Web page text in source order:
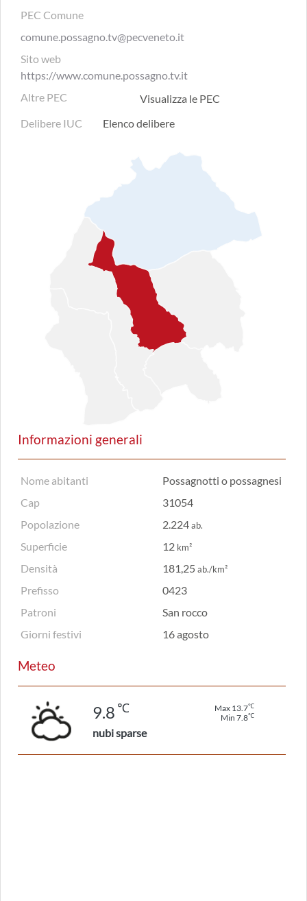
PEC Comune
comune.possagno.tv@pecveneto.it
Sito web
https://www.comune.possagno.tv.it
Altre PEC
Visualizza le PEC
Delibere IUC
Elenco delibere
Informazioni generali
Nome abitanti
Possagnotti o possagnesi
Cap
31054
Popolazione
2.224ab.
Superficie 12 km²
Densità 181,25ab./km²
Prefisso
0423
Patroni
San rocco
Giorni festivi
16 agosto
Meteo
9.8 ℃ Max 13.7℃
Min 7.8℃
nubi sparse